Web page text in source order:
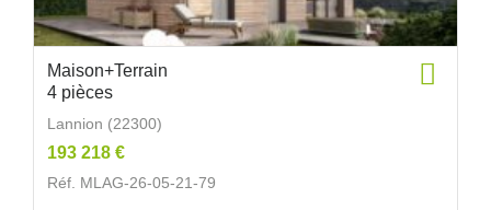
Maison+Terrain
4 pièces
Lannion (22300)
193 218 €
Réf. MLAG-26-05-21-79